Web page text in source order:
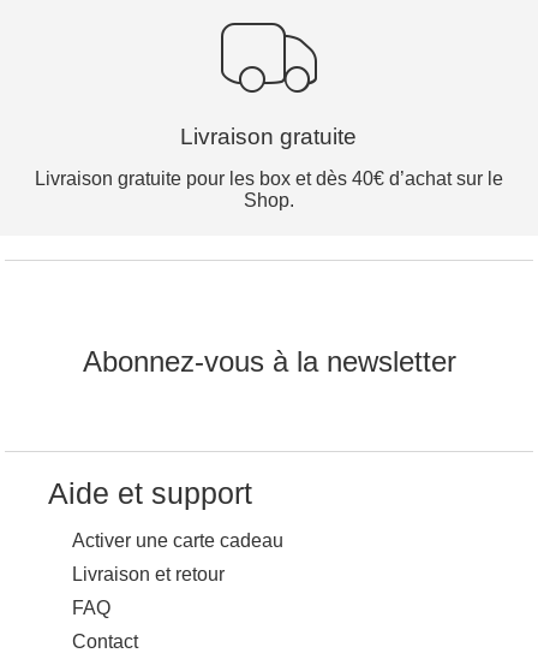
Livraison gratuite
Livraison gratuite pour les box et dès 40€ d’achat sur le
Shop.
Abonnez-vous à la newsletter
Aide et support
Activer une carte cadeau
Livraison et retour
FAQ
Contact